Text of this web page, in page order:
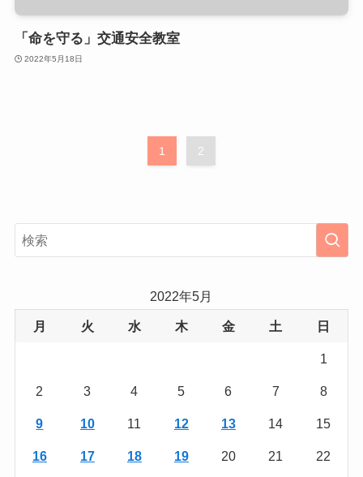
「命を守る」交通安全教室
2022年5月18日
1 2
2022年5月
月 火 水 木 金 土 日
1
2 3 4 5 6 7 8
9 10 11 12 13 14 15
16 17 18 19 20 21 22